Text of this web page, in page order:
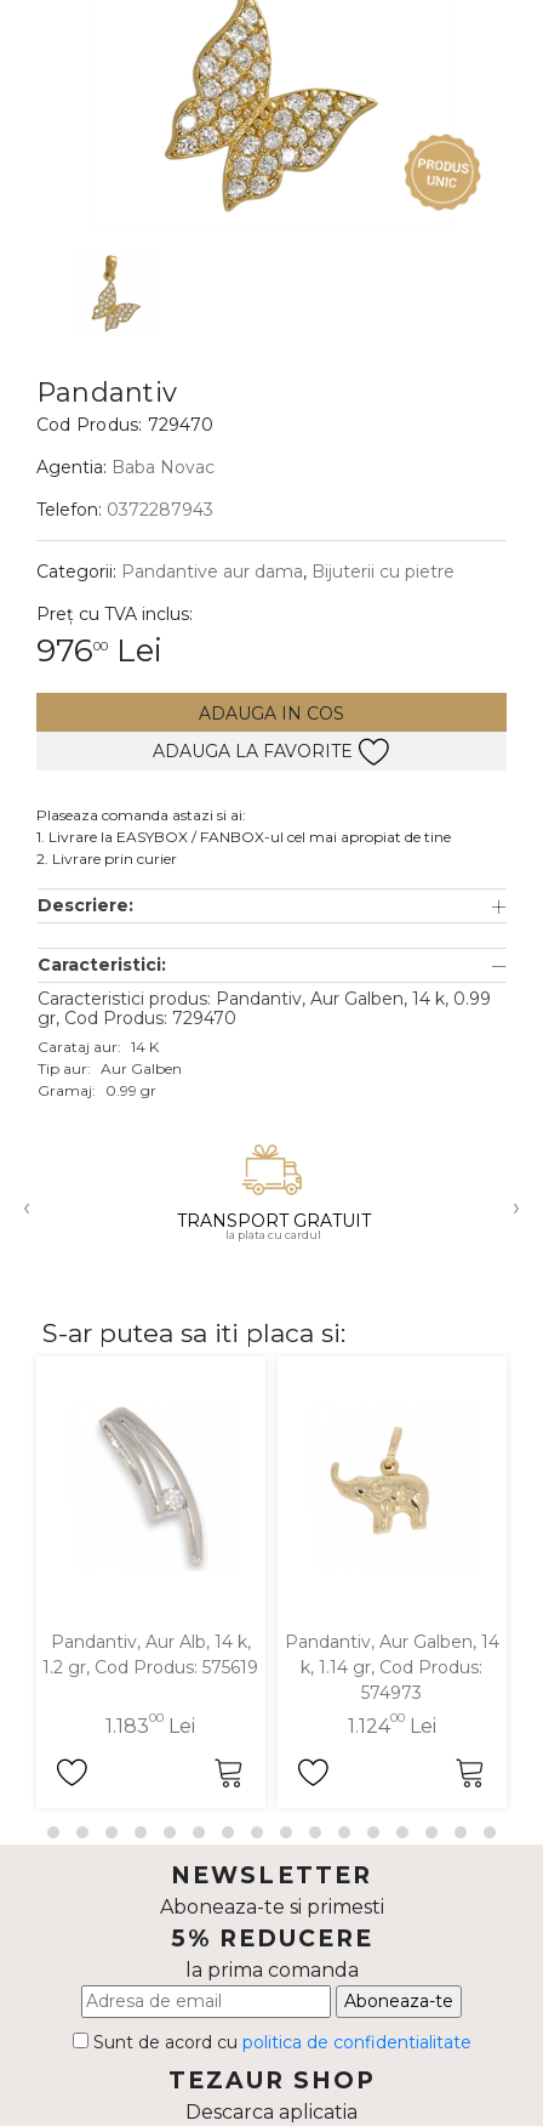
BIJUTERII COPII
Cercei
Bratari
Coliere
Lanturi
Pandantive
Inele
Cercei
Bratari
Lanturi
Pandantive
Accesorii
Aur galben
Aur alb
Aur roz
Fara pietre
Cu pietre
Pandantiv
Cod Produs: 729470
Agentia: Baba Novac
Telefon: 0372287943
Categorii: Pandantive aur dama, Bijuterii cu pietre
Preț cu TVA inclus:
97600 Lei
ADAUGA IN COS
ADAUGA LA FAVORITE
Plaseaza comanda astazi si ai:
1. Livrare la EASYBOX / FANBOX-ul cel mai apropiat de tine
2. Livrare prin curier
Descriere:
Caracteristici:
Caracteristici produs: Pandantiv, Aur Galben, 14 k, 0.99
gr, Cod Produs: 729470
Carataj aur: 14 K
Tip aur: Aur Galben
Gramaj:
0.99 gr
‹ TRANSPORT GRATUIT
la plata cu cardul
›
S-ar putea sa iti placa si:
Pandantiv, Aur Alb, 14 k,
1.2 gr, Cod Produs: 575619
1.18300 Lei
Pandantiv, Aur Galben, 14
k, 1.14 gr, Cod Produs:
574973
1.12400Lei
NEWSLETTER
Aboneaza-te si primesti
5% REDUCERE
la prima comanda
Aboneaza-te
Sunt de acord cu politica de confidentialitate
TEZAUR SHOP
Descarca aplicatia